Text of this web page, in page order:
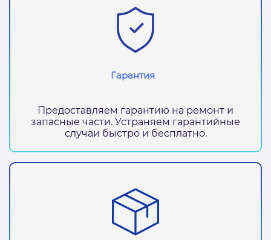
Гарантия
Предоставляем гарантию на ремонт и
запасные части. Устраняем гарантийные
случаи быстро и бесплатно.